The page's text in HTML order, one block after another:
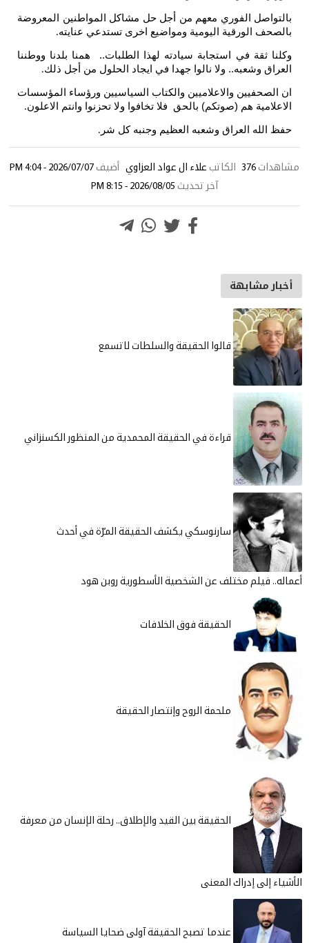
الفوري معهم من أجل حل مشاكل المواطنين المعروضة
الورقية اليومية ومواضيع اخرى تستدعي عنايته.
في استجابة سيادته لهذا الطلبات.. همنا بلدنا ووطننا
ولا نالوا جهدا في ايجاد الحلول من أجل ذلك.
والاعلاميين والكتاب السياسيين ورؤساء المؤسسات
هم (صوتكم) بالحق فلا تخافوا ولا تحزنوا وانتم الاعلون .
العراق وشعبه العظيم وجنبه كل شر.
376 الكاتب علاء ال عواد العزاوي أضيف 2026/07/07 - 4:04 PM
2026/08/05 - 8:15 PM
قالوا الحقيقة والسلطات لاتسمع
قراءة في الحقيقة المحمدية من المنظور الكسنزاني
سارنوسكي يكشف الحقيقة المرّة في أحدث
مختلف عن الشخصية الأسطورية روبن هود
الحقيقة فوق الخلافات
ملحمة الروح وإنتصار الحقيقة
الحقيقة بين القيد والإطلاق.. رحلة الإنسان من معرفة
إدراك المعنى
عندما تصبح الحقيقة آولى ضحايا السياسة